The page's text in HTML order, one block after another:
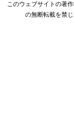
このウェブサイトの著
の無断転載を禁